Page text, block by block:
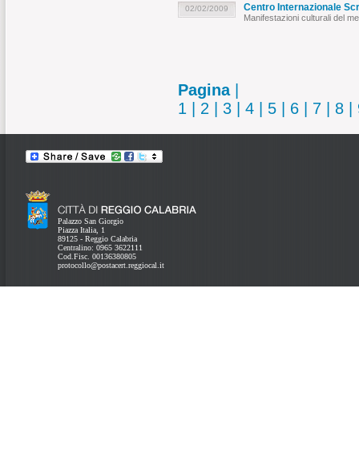
02/02/2009 Centro Internazionale
Manifestazioni culturali del
Pagina|
1
2 3 4 5 6 7 8
Palazzo San Giorgio
Piazza Italia, 1
89125 - Reggio Calabria
Centralino: 0965 3622111
Cod.Fisc. 00136380805
protocollo@postacert.reggiocal.it